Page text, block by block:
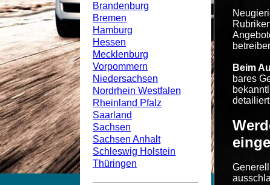
Brandenburg
Bremen
Hamburg
Hessen
Mecklenburg
Vorpommern
Niedersachsen
Nordrhein Westfalen
Rheinland Pfalz
Saarland
Sachsen
Sachsen Anhalt
Schleswig Holstein
Thüringen
Beim
bares